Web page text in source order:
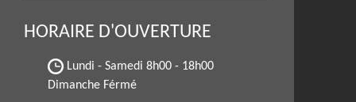
HORAIRE D'OUVERTURE
Lundi - Samedi 8h00 - 18h00
Dimanche Férmé